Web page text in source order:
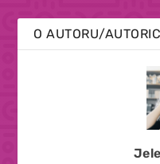
O AUTORU/